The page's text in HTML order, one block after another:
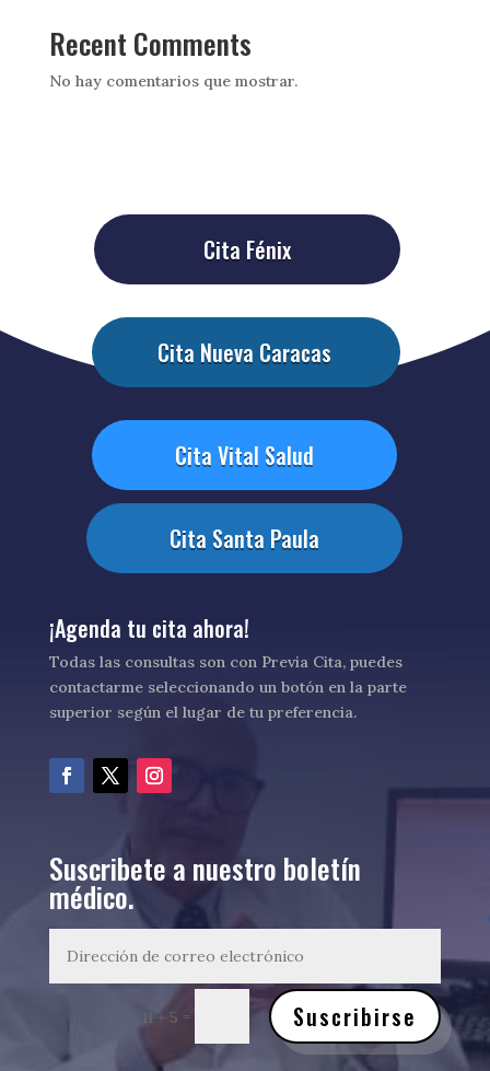
Recent Comments
No hay comentarios que mostrar.
Cita Fénix
Cita Nueva Caracas
Cita Vital Salud
Cita Santa Paula
¡Agenda tu cita ahora!
Todas las consultas son con Previa Cita, puedes
contactarme seleccionando un botón en la parte
superior según el lugar de tu preferencia.
Suscribete a nuestro boletín
médico.
11 + 5 = Suscribirse